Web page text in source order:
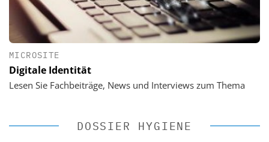
MICROSITE
Digitale Identität
Lesen Sie Fachbeiträge, News und Interviews zum Thema
DOSSIER HYGIENE